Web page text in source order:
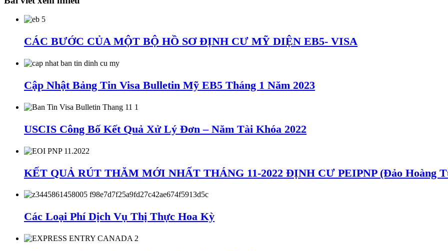
CÁC BƯỚC CỦA MỘT BỘ HỒ SƠ ĐỊNH CƯ MỸ DIỆN EB5- VISA
Cập Nhật Bảng Tin Visa Bulletin Mỹ EB5 Tháng 1 Năm 2023
USCIS Công Bố Kết Quả Xử Lý Đơn – Năm Tài Khóa 2022
KẾT QUẢ RÚT THĂM MỚI NHẤT THÁNG 11-2022 ĐỊNH CƯ PEIPNP (Đảo Hoàng
Các Loại Phí Dịch Vụ Thị Thực Hoa Kỳ